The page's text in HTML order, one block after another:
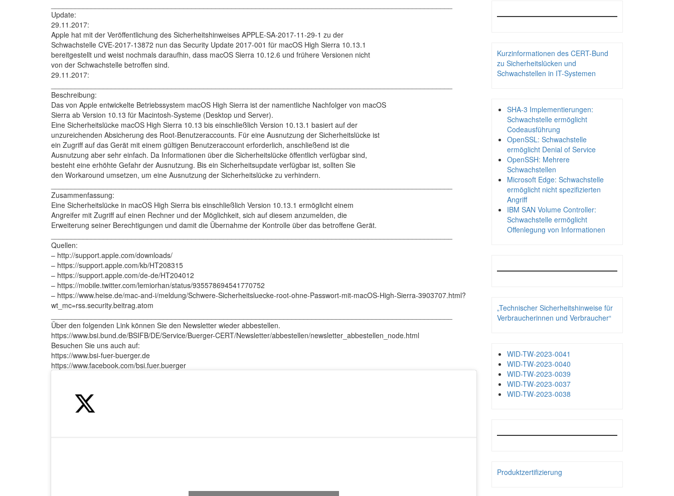
Update:
29.11.2017:
Apple hat mit der Veröffentlichung des Sicherheitshinweises APPLE-SA-2017-11-29-1 zu der
Schwachstelle CVE-2017-13872 nun das Security Update 2017-001 für macOS High Sierra 10.13.1
bereitgestellt und weist nochmals daraufhin, dass macOS Sierra 10.12.6 und frühere Versionen nicht
von der Schwachstelle betroffen sind.
29.11.2017:
Beschreibung:
Das von Apple entwickelte Betriebssystem macOS High Sierra ist der namentliche Nachfolger von macOS
Sierra ab Version 10.13 für Macintosh-Systeme (Desktop und Server).
Eine Sicherheitslücke macOS High Sierra 10.13 bis einschließlich Version 10.13.1 basiert auf der
unzureichenden Absicherung des Root-Benutzeraccounts. Für eine Ausnutzung der Sicherheitslücke ist
ein Zugriff auf das Gerät mit einem gültigen Benutzeraccount erforderlich, anschließend ist die
Ausnutzung aber sehr einfach. Da Informationen über die Sicherheitslücke öffentlich verfügbar sind,
besteht eine erhöhte Gefahr der Ausnutzung. Bis ein Sicherheitsupdate verfügbar ist, sollten Sie
den Workaround umsetzen, um eine Ausnutzung der Sicherheitslücke zu verhindern.
Zusammenfassung:
Eine Sicherheitslücke in macOS High Sierra bis einschließlich Version 10.13.1 ermöglicht einem
Angreifer mit Zugriff auf einen Rechner und der Möglichkeit, sich auf diesem anzumelden, die
Erweiterung seiner Berechtigungen und damit die Übernahme der Kontrolle über das betroffene Gerät.
Quellen:
– http://support.apple.com/downloads/
– https://support.apple.com/kb/HT208315
– https://support.apple.com/de-de/HT204012
– https://mobile.twitter.com/lemiorhan/status/935578694541770752
– https://www.heise.de/mac-and-i/meldung/Schwere-Sicherheitsluecke-root-ohne-Passwort-mit-macOS-High-Sierra-3903707.html?
wt_mc=rss.security.beitrag.atom
Über den folgenden Link können Sie den Newsletter wieder abbestellen.
https://www.bsi.bund.de/BSIFB/DE/Service/Buerger-CERT/Newsletter/abbestellen/newsletter_abbestellen_node.html
Besuchen Sie uns auch auf:
https://www.bsi-fuer-buerger.de
https://www.facebook.com/bsi.fuer.buerger
Kurzinformationen des CERT-Bund
zu Sicherheitslücken und
Schwachstellen in IT-Systemen
SHA-3 Implementierungen:
Schwachstelle ermöglicht
Codeausführung
OpenSSL: Schwachstelle
ermöglicht Denial of Service
OpenSSH: Mehrere
Schwachstellen
Microsoft Edge: Schwachstelle
ermöglicht nicht spezifizierten
Angriff
IBM SAN Volume Controller:
Schwachstelle ermöglicht
Offenlegung von Informationen
„Technischer Sicherheitshinweise für
Verbraucherinnen und Verbraucher“
WID-TW-2023-0041
WID-TW-2023-0040
WID-TW-2023-0039
WID-TW-2023-0037
WID-TW-2023-0038
Produktzertifizierung